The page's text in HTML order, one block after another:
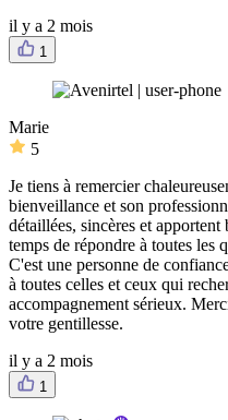
il y a 2 mois
1
Marie
5
Je tiens à remercier
bienveillance et son
détaillées, sincères et
temps de répondre à toutes les
C'est une personne de
à toutes celles et ceux qui
accompagnement sérieux.
votre gentillesse.
il y a 2 mois
1